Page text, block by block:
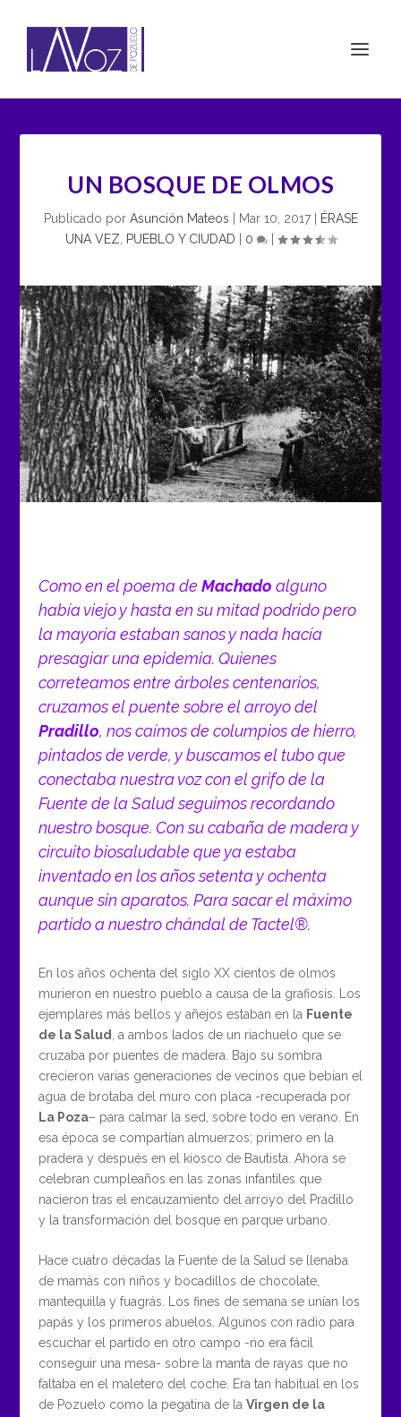
UN BOSQUE DE OLMOS
Publicado por Asunción Mateos Mar 10, 2017|
ÉRASE
UNA VEZ
PUEBLO Y CIUDAD 0 |
Como en el poema de Machado alguno
había viejo y hasta en su mitad podrido pero
la mayoría estaban sanos y nada hacía
presagiar una epidemia. Quienes
correteamos entre árboles centenarios,
cruzamos el puente sobre el arroyo del
Pradillo, nos caímos de columpios de hierro,
pintados de verde, y buscamos el tubo que
conectaba nuestra voz con el grifo de la
Fuente de la Salud seguimos recordando
nuestro bosque. Con su cabaña de madera y
circuito biosaludable que ya estaba
inventado en los años setenta y ochenta
aunque sin aparatos. Para sacar el máximo
partido a nuestro chándal de Tactel®.
En los años ochenta del siglo XX cientos de olmos
murieron en nuestro pueblo a causa de la grafiosis. Los
ejemplares más bellos y añejos estaban en la Fuente
de la Salud
, a ambos lados de un riachuelo que se
cruzaba por puentes de madera. Bajo su sombra
crecieron varias generaciones de vecinos que bebían el
agua de brotaba del muro con placa -recuperada por
La Poza– para calmar la sed, sobre todo en verano. En
esa época se compartían almuerzos; primero en la
pradera y después en el kiosco de Bautista. Ahora se
celebran cumpleaños en las zonas infantiles que
nacieron tras el encauzamiento del arroyo del Pradillo
y la transformación del bosque en parque urbano.
Hace cuatro décadas la Fuente de la Salud se llenaba
de mamás con niños y bocadillos de chocolate,
mantequilla y fuagrás. Los fines de semana se unían los
papás y los primeros abuelos. Algunos con radio para
escuchar el partido en otro campo -no era fácil
conseguir una mesa- sobre la manta de rayas que no
faltaba en el maletero del coche. Era tan habitual en los
de Pozuelo como la pegatina de la Virgen de la